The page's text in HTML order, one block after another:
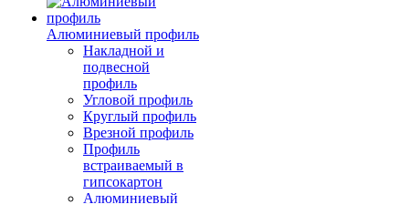
Алюминиевый профиль
Накладной и
подвесной
профиль
Угловой профиль
Круглый профиль
Врезной профиль
Профиль
встраиваемый в
гипсокартон
Алюминиевый